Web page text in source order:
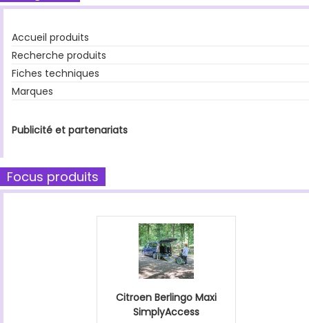
Accueil produits
Recherche produits
Fiches techniques
Marques
Publicité et partenariats
Focus produits
Citroen Berlingo Maxi
SimplyAccess